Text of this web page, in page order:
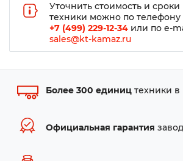
Уточнить стоимость и сроки
техники можно по телефону
+7 (499) 229-12-34 или по e-
sales@kt-kamaz.ru
Более 300 единиц техники
Официальная гарантия